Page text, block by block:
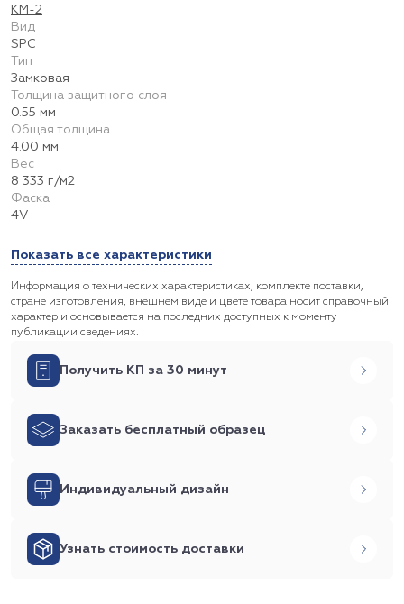
КМ-2
Вид
SPC
Тип
Замковая
Толщина защитного слоя
0.55 мм
Общая толщина
4.00 мм
Вес
8 333 г/м2
Фаска
4V
Показать все характеристики
Информация о технических характеристиках, комплекте поставки,
стране изготовления, внешнем виде и цвете товара носит справочный
характер и основывается на последних доступных к моменту
публикации сведениях.
Получить КП за 30 минут
Заказать бесплатный образец
Индивидуальный дизайн
Узнать стоимость доставки